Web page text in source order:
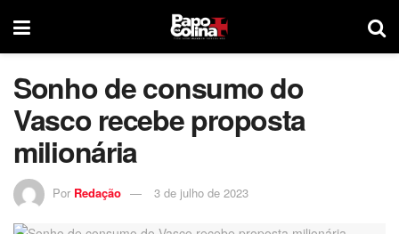
Sonho de consumo do
Vasco recebe proposta
milionária
Por Redação 3 de julho de 2023